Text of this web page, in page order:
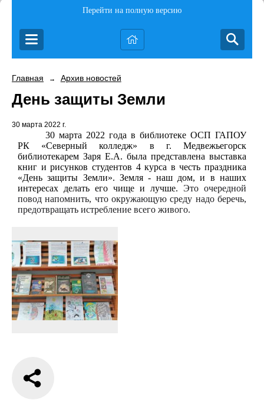
Перейти на полную версию
Главная → Архив новостей
День защиты Земли
30 марта 2022 г.
30 марта 2022 года в библиотеке ОСП ГАПОУ
РК «Северный колледж» в г. Медвежьегорск
библиотекарем Заря Е.А. была представлена выставка
книг и рисунков студентов 4 курса в честь праздника
«День защиты Земли». Земля - наш дом, и в наших
интересах делать его чище и лучше. Это очередной
повод напомнить, что окружающую среду надо беречь,
предотвращать истребление всего живого.